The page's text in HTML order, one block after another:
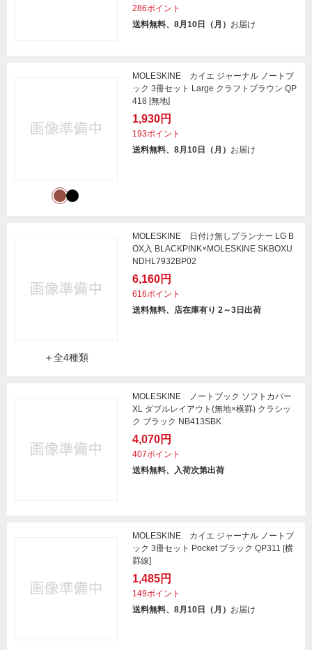
286ポイント
送料無料、8月10日（月） お届け
MOLESKINE カイエ ジャーナル ノートブ
ック 3冊セット Large クラフトブラウン QP
418 [無地]
1,930円
193ポイント
送料無料、8月10日（月） お届け
＋全4種類
MOLESKINE 日付け無しプランナー LG B
OX入 BLACKPINK×MOLESKINE SKBOXU
NDHL7932BP02
6,160円
616ポイント
送料無料、店在庫有り 2～3日出荷
MOLESKINE ノートブック ソフトカバー
XL ダブルレイアウト(無地×横罫) クラシッ
ク ブラック NB413SBK
4,070円
407ポイント
送料無料、入荷次第出荷
MOLESKINE カイエ ジャーナル ノートブ
ック 3冊セット Pocket ブラック QP311 [横
罫線]
1,485円
149ポイント
送料無料、8月10日（月） お届け